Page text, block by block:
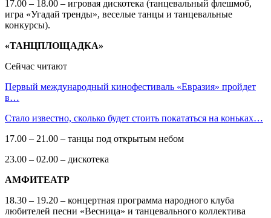
17.00 – 18.00 – игровая дискотека (танцевальный флешмоб,
игра «Угадай тренды», веселые танцы и танцевальные
конкурсы).
«ТАНЦПЛОЩАДКА»
Сейчас читают
Первый международный кинофестиваль «Евразия» пройдет
в…
Стало известно, сколько будет стоить покататься на коньках…
17.00 – 21.00 – танцы под открытым небом
23.00 – 02.00 – дискотека
АМФИТЕАТР
18.30 – 19.20 – концертная программа народного клуба
любителей песни «Весница» и танцевального коллектива